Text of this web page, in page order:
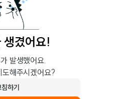
생겼어요!
발생했어요.
해주시겠어요?
하기